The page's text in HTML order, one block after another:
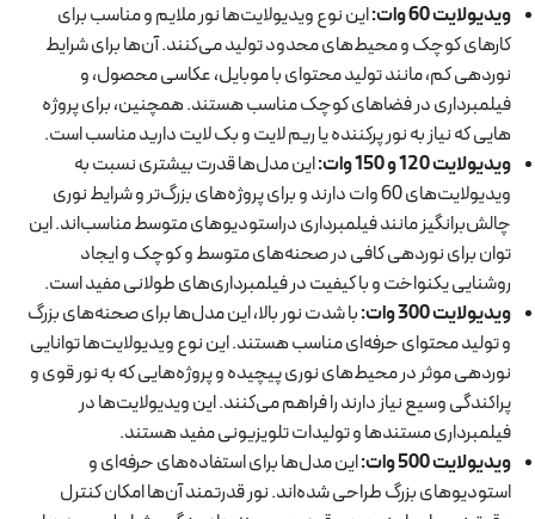
ویدیولایت 60 وات
:این نوع ویدیولایت‌ها نور ملایم و مناسب برای
کارهای کوچک و محیط‌های محدود تولید می‌کنند. آن‌ها برای شرایط
نوردهی کم، مانند تولید محتوای با موبایل، عکاسی محصول، و
فیلمبرداری در فضاهای کوچک مناسب هستند. همچنین، برای پروژه
هایی که نیاز به نور پرکننده یا ریم لایت و بک لایت دارید مناسب است.
ویدیولایت 120 و 150 وات
:این مدل‌ها قدرت بیشتری نسبت به
ویدیولایت‌های 60 وات دارند و برای پروژه‌های بزرگ‌تر و شرایط نوری
چالش‌برانگیز مانند فیلمبرداری دراستودیوهای متوسط مناسب‌اند. این
توان برای نوردهی کافی در صحنه‌های متوسط و کوچک و ایجاد
روشنایی یکنواخت و با کیفیت در فیلمبرداری‌های طولانی مفید است.
ویدیولایت 300 وات
:با شدت نور بالا، این مدل‌ها برای صحنه‌های بزرگ
و تولید محتوای حرفه‌ای مناسب هستند. این نوع ویدیولایت‌ها توانایی
نوردهی موثر در محیط‌های نوری پیچیده و پروژه‌هایی که به نور قوی و
پراکندگی وسیع نیاز دارند را فراهم می‌کنند. این ویدیولایت‌ها در
فیلمبرداری مستندها و تولیدات تلویزیونی مفید هستند.
ویدیولایت 500 وات
:این مدل‌ها برای استفاده‌های حرفه‌ای و
استودیوهای بزرگ طراحی شده‌اند. نور قدرتمند آن‌ها امکان کنترل